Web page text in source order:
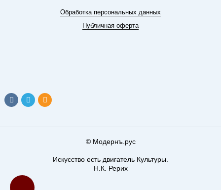
Обработка персональных данных
Публичная оферта
© Модернъ.рус
Искусство есть двигатель Культуры.
Н.К. Рерих